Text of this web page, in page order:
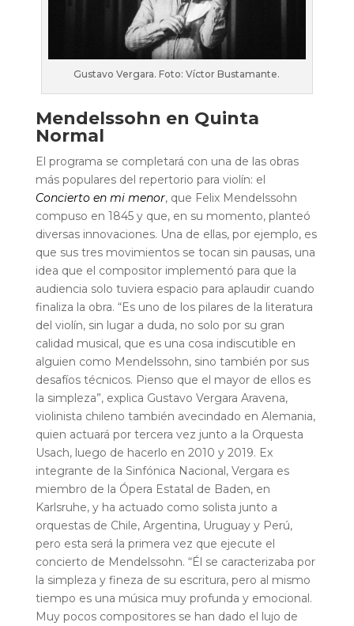
Gustavo Vergara. Foto: Víctor Bustamante.
Mendelssohn en Quinta
Normal
El programa se completará con una de las obras
más populares del repertorio para violín: el
Concierto en mi menor, que Felix Mendelssohn
compuso en 1845 y que, en su momento, planteó
diversas innovaciones. Una de ellas, por ejemplo, es
que sus tres movimientos se tocan sin pausas, una
idea que el compositor implementó para que la
audiencia solo tuviera espacio para aplaudir cuando
finaliza la obra. “Es uno de los pilares de la literatura
del violín, sin lugar a duda, no solo por su gran
calidad musical, que es una cosa indiscutible en
alguien como Mendelssohn, sino también por sus
desafíos técnicos. Pienso que el mayor de ellos es
la simpleza”, explica Gustavo Vergara Aravena,
violinista chileno también avecindado en Alemania,
quien actuará por tercera vez junto a la Orquesta
Usach, luego de hacerlo en 2010 y 2019. Ex
integrante de la Sinfónica Nacional, Vergara es
miembro de la Ópera Estatal de Baden, en
Karlsruhe, y ha actuado como solista junto a
orquestas de Chile, Argentina, Uruguay y Perú,
pero esta será la primera vez que ejecute el
concierto de Mendelssohn. “Él se caracterizaba por
la simpleza y fineza de su escritura, pero al mismo
tiempo es una música muy profunda y emocional.
Muy pocos compositores se han dado el lujo de